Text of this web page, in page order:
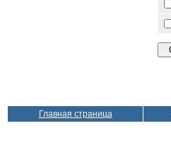
Главная страница